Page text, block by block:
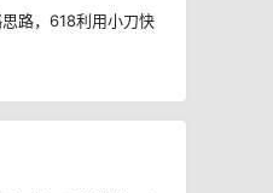
路，618利用小刀快